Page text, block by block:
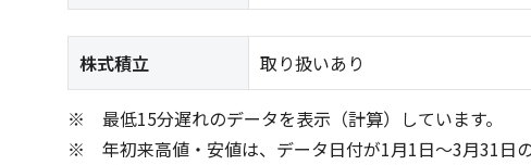
株式積立 取り扱いあり
最低15分遅れのデータを表示（計算）しています。
年初来高値・安値は、データ日付が1月1日～3月31日